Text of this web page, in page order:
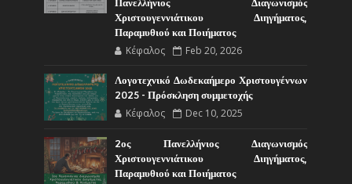
Πανελλήνιος Διαγωνισμός
Χριστουγεννιάτικου Διηγήματος,
Παραμυθιού και Ποιήματος
Κέφαλος Feb 20, 2026
Λογοτεχνικό Δωδεκαήμερο Χριστουγέννων
2025 - Πρόσκληση συμμετοχής
Κέφαλος Dec 10, 2025
2ος Πανελλήνιος Διαγωνισμός
Χριστουγεννιάτικου Διηγήματος,
Παραμυθιού και Ποιήματος